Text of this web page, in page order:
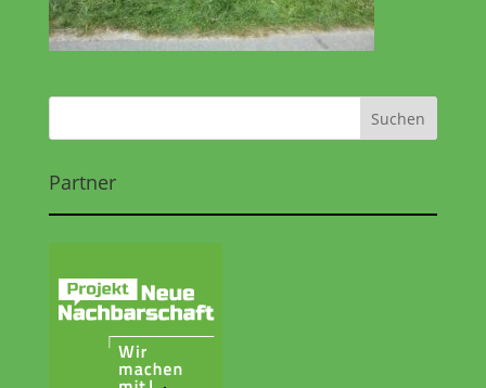
Partner